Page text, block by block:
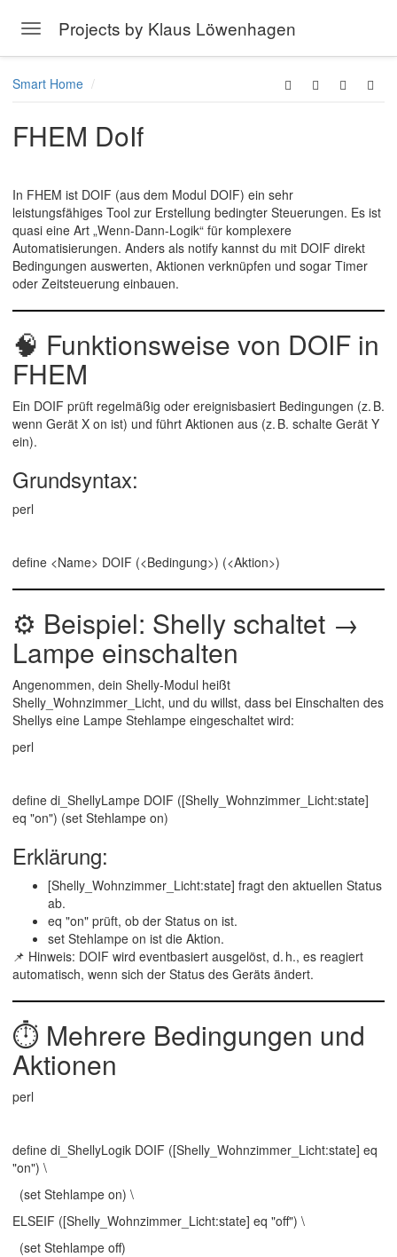
Toggle navigation
Projects by Klaus Löwenhagen
Smart Home
FHEM DoIf
In FHEM ist DOIF (aus dem Modul DOIF) ein sehr
leistungsfähiges Tool zur Erstellung bedingter Steuerungen. Es ist
quasi eine Art „Wenn-Dann-Logik“ für komplexere
Automatisierungen. Anders als notify kannst du mit DOIF direkt
Bedingungen auswerten, Aktionen verknüpfen und sogar Timer
oder Zeitsteuerung einbauen.
🧠 Funktionsweise von DOIF in
FHEM
Ein DOIF prüft regelmäßig oder ereignisbasiert Bedingungen (z. B.
wenn Gerät X on ist) und führt Aktionen aus (z. B. schalte Gerät Y
ein).
Grundsyntax:
perl
define <Name> DOIF (<Bedingung>) (<Aktion>)
⚙️ Beispiel: Shelly schaltet →
Lampe einschalten
Angenommen, dein Shelly-Modul heißt
Shelly_Wohnzimmer_Licht, und du willst, dass bei Einschalten des
Shellys eine Lampe Stehlampe eingeschaltet wird:
perl
define di_ShellyLampe DOIF ([Shelly_Wohnzimmer_Licht:state]
eq "on") (set Stehlampe on)
Erklärung:
[Shelly_Wohnzimmer_Licht:state] fragt den aktuellen Status
ab.
eq "on" prüft, ob der Status on ist.
set Stehlampe on ist die Aktion.
📌 Hinweis: DOIF wird eventbasiert ausgelöst, d. h., es reagiert
automatisch, wenn sich der Status des Geräts ändert.
⏱️ Mehrere Bedingungen und
Aktionen
perl
define di_ShellyLogik DOIF ([Shelly_Wohnzimmer_Licht:state] eq
"on") \
(set Stehlampe on) \
ELSEIF ([Shelly_Wohnzimmer_Licht:state] eq "off") \
(set Stehlampe off)